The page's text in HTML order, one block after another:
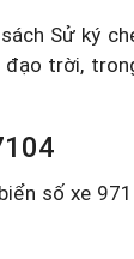
Sử ký
đạo trời,
số xe